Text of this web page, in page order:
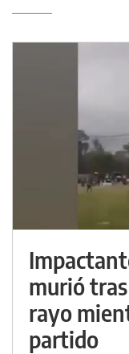
murió
rayo
partido